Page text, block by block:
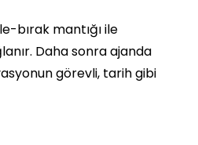
bırak mantığı ile
Daha sonra ajanda
görevli, tarih gibi